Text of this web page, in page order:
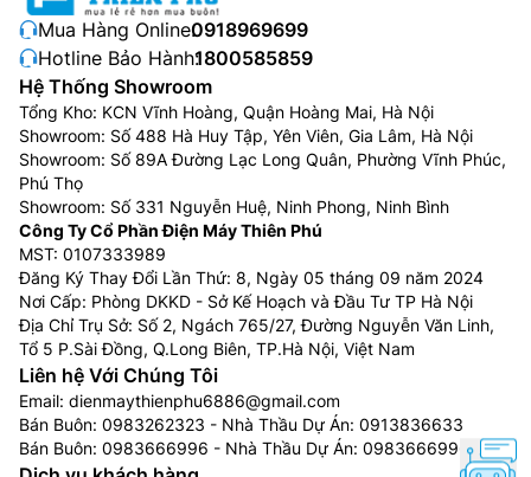
Mua Hàng Online:0918969699
Hotline Bảo Hành:1800585859
Hệ Thống Showroom
Tổng Kho: KCN Vĩnh Hoàng, Quận Hoàng Mai, Hà Nội
Showroom: Số 488 Hà Huy Tập, Yên Viên, Gia Lâm, Hà Nội
Showroom: Số 89A Đường Lạc Long Quân, Phường Vĩnh Phúc,
Phú Thọ
Showroom: Số 331 Nguyễn Huệ, Ninh Phong, Ninh Bình
Công Ty Cổ Phần Điện Máy Thiên Phú
MST: 0107333989
Đăng Ký Thay Đổi Lần Thứ: 8, Ngày 05 tháng 09 năm 2024
Nơi Cấp: Phòng DKKD - Sở Kế Hoạch và Đầu Tư TP Hà Nội
Địa Chỉ Trụ Sở: Số 2, Ngách 765/27, Đường Nguyễn Văn Linh,
Tổ 5 P.Sài Đồng, Q.Long Biên, TP.Hà Nội, Việt Nam
Liên hệ Với Chúng Tôi
Email: dienmaythienphu6886@gmail.com
Bán Buôn: 0983262323 - Nhà Thầu Dự Án: 0913836633
Bán Buôn: 0983666996 - Nhà Thầu Dự Án: 0983666996